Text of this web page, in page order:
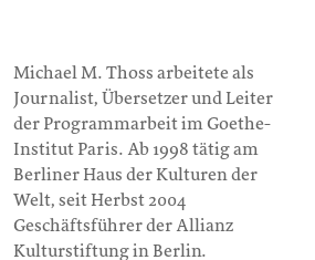
Michael M. Thoss arbeitete als
Journalist, Übersetzer und Leiter
der Programmarbeit im Goethe-
Institut Paris. Ab 1998 tätig am
Berliner Haus der Kulturen der
Welt, seit Herbst 2004
Geschäftsführer der Allianz
Kulturstiftung in Berlin.